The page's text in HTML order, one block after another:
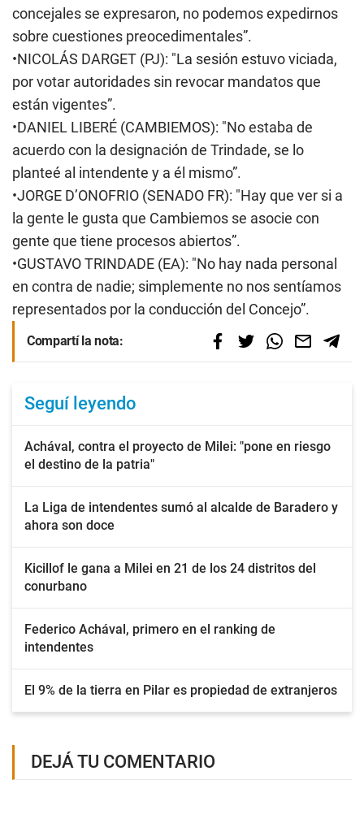
concejales se expresaron, no podemos expedirnos
sobre cuestiones preocedimentales”.
•NICOLÁS DARGET (PJ): "La sesión estuvo viciada,
por votar autoridades sin revocar mandatos que
están vigentes”.
•DANIEL LIBERÉ (CAMBIEMOS): "No estaba de
acuerdo con la designación de Trindade, se lo
planteé al intendente y a él mismo”.
•JORGE D’ONOFRIO (SENADO FR): "Hay que ver si a
la gente le gusta que Cambiemos se asocie con
gente que tiene procesos abiertos”.
•GUSTAVO TRINDADE (EA): "No hay nada personal
en contra de nadie; simplemente no nos sentíamos
representados por la conducción del Concejo”.
Compartí la nota:
Seguí leyendo
Achával, contra el proyecto de Milei: "pone en riesgo
el destino de la patria"
La Liga de intendentes sumó al alcalde de Baradero y
ahora son doce
Kicillof le gana a Milei en 21 de los 24 distritos del
conurbano
Federico Achával, primero en el ranking de
intendentes
El 9% de la tierra en Pilar es propiedad de extranjeros
DEJÁ TU COMENTARIO